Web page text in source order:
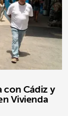
con Cádiz y
Vivienda